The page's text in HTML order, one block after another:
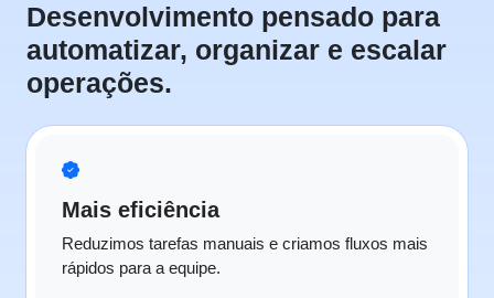
Desenvolvimento pensado para
automatizar, organizar e escalar
operações.
Mais eficiência
Reduzimos tarefas manuais e criamos fluxos mais
rápidos para a equipe.